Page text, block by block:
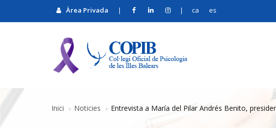
Àrea Privada | | ca es
Inici Noticies Entrevista a María del Pilar Andrés Benito,